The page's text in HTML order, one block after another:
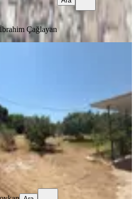
İbrahim Çağlayan
36.130/m²·16.07.2026
₺